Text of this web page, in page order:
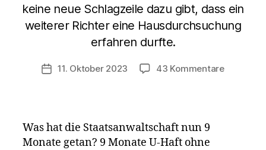
keine neue Schlagzeile dazu gibt, dass ein
weiterer Richter eine Hausdurchsuchung
erfahren durfte.
Veröffentlichungsdatum
11. Oktober 2023 43 Kommentarezu
Was hat die Staatsanwaltschaft nun 9
Monate getan? 9 Monate U-Haft ohne